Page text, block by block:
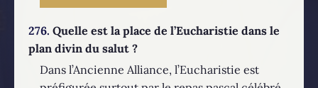
276. Quelle est la place de l’Eucharistie dans le
plan divin du salut ?
Dans l’Ancienne Alliance, l’Eucharistie est